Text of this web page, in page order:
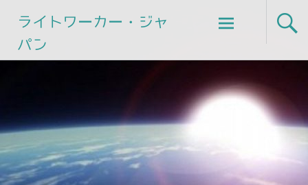
ライトワーカー・ジャ
パン
Skip
to